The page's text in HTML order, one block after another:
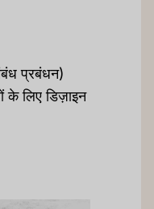
प्रबंधन)
के लिए डिज़ाइन